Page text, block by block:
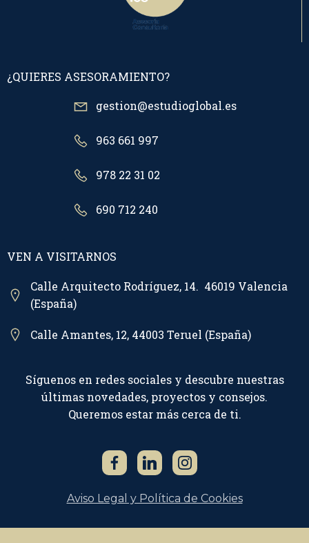
¿QUIERES ASESORAMIENTO?
gestion@estudioglobal.es
963 661 997
978 22 31 02
690 712 240
VEN A VISITARNOS
Calle Arquitecto Rodríguez, 14. 46019 Valencia
(España)
Calle Amantes, 12, 44003 Teruel (España)
Síguenos en redes sociales y descubre nuestras
últimas novedades, proyectos y consejos.
Queremos estar más cerca de ti.
Aviso Legal y Política de Cookies